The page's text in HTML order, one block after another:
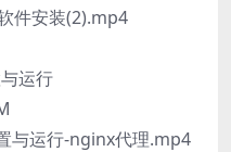
件安装(2).mp4
运行
与运行-nginx代理.mp4